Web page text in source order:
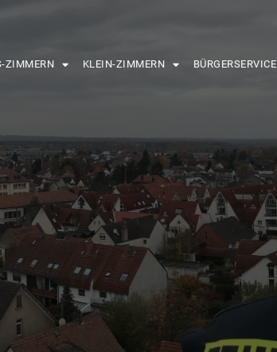
ZIMMERN KLEIN-ZIMMERN BÜRGERSERVICE